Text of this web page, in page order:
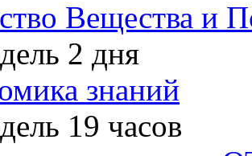
Вещества и
2 дня
знаний
19 часов